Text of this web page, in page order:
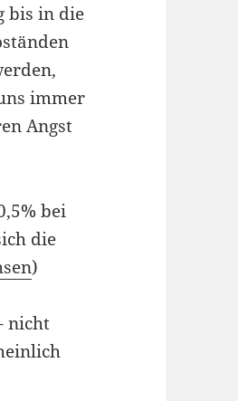
bis in die
immer
Angst
bei
die
)
nicht